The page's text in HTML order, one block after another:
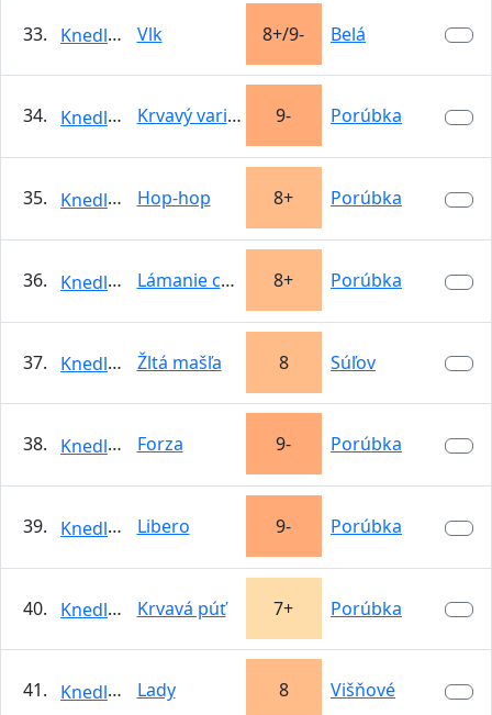
33. KnedloVepro Vlk 8+/9- Belá
34. KnedloVepro Krvavý variant 9- Porúbka
35. KnedloVepro Hop-hop 8+ Porúbka
36. KnedloVepro Lámanie charakterov 8+ Porúbka
37. KnedloVepro Žltá mašľa 8 Súľov
38. KnedloVepro Forza 9- Porúbka
39. KnedloVepro Libero 9- Porúbka
40. KnedloVepro Krvavá púť 7+ Porúbka
41. KnedloVepro Lady 8 Višňové